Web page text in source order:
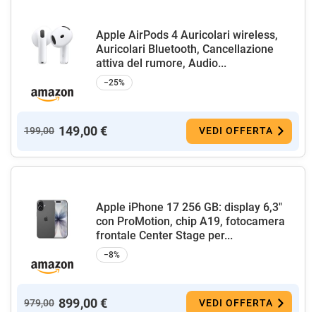
Apple AirPods 4 Auricolari wireless,
Auricolari Bluetooth, Cancellazione
attiva del rumore, Audio...
−25%
199,00 149,00 € VEDI OFFERTA
Apple iPhone 17 256 GB: display 6,3"
con ProMotion, chip A19, fotocamera
frontale Center Stage per...
−8%
979,00 899,00 € VEDI OFFERTA